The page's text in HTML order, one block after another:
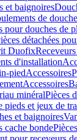
et baignoires
de douche
pour douches de
détachées
Duofix
d'installation
piedAccessoires
Accessoires
minéralPièces
pieds et jeux de
et baignoires
cache bonde